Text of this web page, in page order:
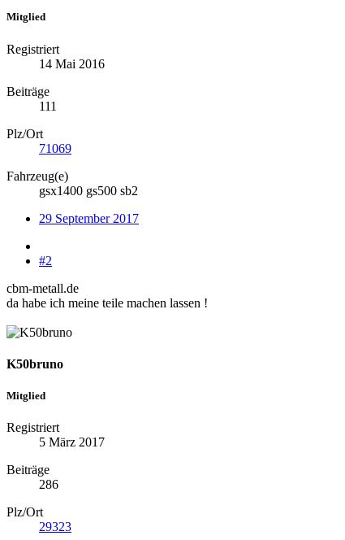
Mitglied
Registriert
14 Mai 2016
Beiträge
111
Plz/Ort
71069
Fahrzeug(e)
gsx1400 gs500 sb2
29 September 2017
#2
cbm-metall.de
da habe ich meine teile machen lassen !
K50bruno
Mitglied
Registriert
5 März 2017
Beiträge
286
Plz/Ort
29323